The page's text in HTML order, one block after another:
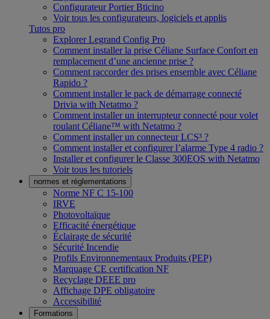
Configurateur Portier Bticino
Voir tous les configurateurs, logiciels et applis
Tutos pro
Explorer Legrand Config Pro
Comment installer la prise Céliane Surface Confort en
remplacement d’une ancienne prise ?
Comment raccorder des prises ensemble avec Céliane
Rapido ?
Comment installer le pack de démarrage connecté
Drivia with Netatmo ?
Comment installer un interrupteur connecté pour volet
roulant Céliane™ with Netatmo ?
Comment installer un connecteur LCS³ ?
Comment installer et configurer l’alarme Type 4 radio ?
Installer et configurer le Classe 300EOS with Netatmo
Voir tous les tutoriels
normes et réglementations
Norme NF C 15-100
IRVE
Photovoltaïque
Efficacité énergétique
Éclairage de sécurité
Sécurité Incendie
Profils Environnementaux Produits (PEP)
Marquage CE certification NF
Recyclage DEEE pro
Affichage DPE obligatoire
Accessibilité
Formations